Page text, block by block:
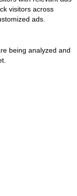
visitors across
ads.
being analyzed and